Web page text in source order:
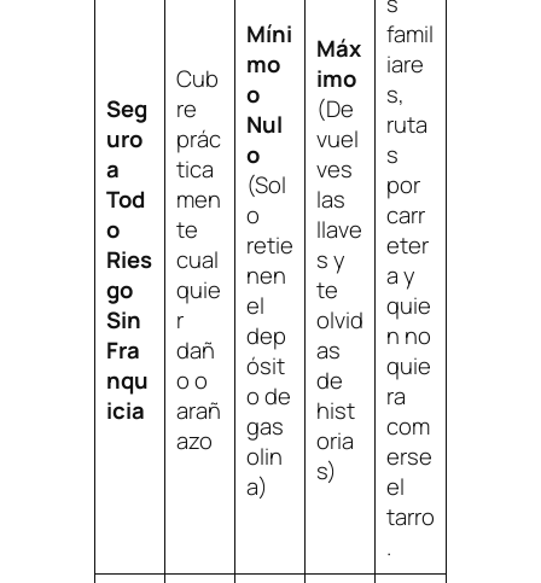
Seg
uro
a
Tod
o
Ries
go
Sin
Fra
nqu
icia
Cub
re
prác
tica
men
te
cual
quie
r
dañ
o o
arañ
azo
Míni
mo
o
Nul
o
(Sol
o
retie
nen
el
dep
ósit
o de
gas
olin
a)
Máx
imo
(De
vuel
ves
las
llave
s y
te
olvid
as
de
hist
oria
s)
famil
iare
s,
ruta
s
por
carr
eter
a y
quie
n no
quie
ra
com
erse
el
tarro
.